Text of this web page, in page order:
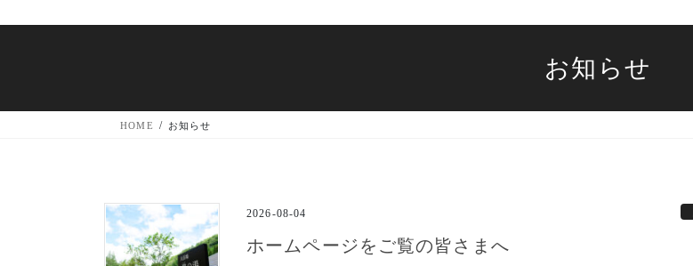
お知らせ
HOME お知らせ
2026-08-04
ホームページをご覧の皆さまへ